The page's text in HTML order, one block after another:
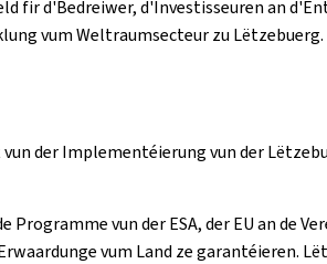
fir d'Bedreiwer, d'Investisseuren an
vum Weltraumsecteur zu Lëtzebuerg.
der Implementéierung vun der
vun der ESA, der EU an de
vum Land ze garantéieren.